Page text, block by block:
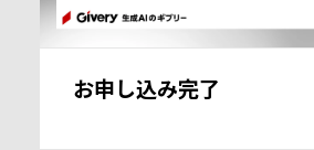
お申し込み完了